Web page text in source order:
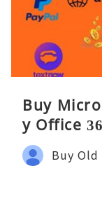
Buy
y Office
Buy Old